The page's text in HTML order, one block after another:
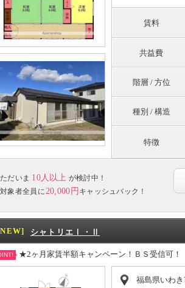
賃料
共益費
階層 / 方位
種別 / 構造
特徴
ただいま 10人以上 が検討中！
対象者全員に20,000円 キャッシュバック！
シャトリエⅠ・Ⅱ
★2ヶ月家賃半額キャンペーン！ＢＳ受信可！
福島県いわ